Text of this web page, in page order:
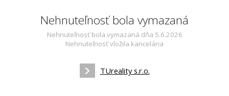
Nehnuteľnosť bola vymazaná
Nehnuteľnosť bola vymazaná dňa 5.6.2026
Nehnuteľnosť vložila kancelária
TUreality s.r.o.